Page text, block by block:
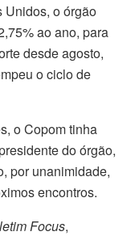
Unidos, o órgão
ao ano, para
desde agosto,
o ciclo de
o Copom tinha
do órgão,
por unanimidade,
encontros.
Focus,